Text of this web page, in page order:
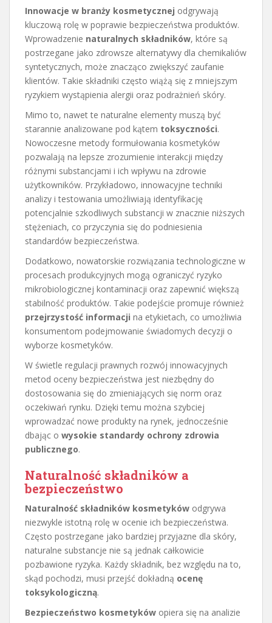
Innowacje w branży kosmetycznej odgrywają
kluczową rolę w poprawie bezpieczeństwa produktów.
Wprowadzenie naturalnych składników, które są
postrzegane jako zdrowsze alternatywy dla chemikaliów
syntetycznych, może znacząco zwiększyć zaufanie
klientów. Takie składniki często wiążą się z mniejszym
ryzykiem wystąpienia alergii oraz podrażnień skóry.
Mimo to, nawet te naturalne elementy muszą być
starannie analizowane pod kątem toksyczności.
Nowoczesne metody formułowania kosmetyków
pozwalają na lepsze zrozumienie interakcji między
różnymi substancjami i ich wpływu na zdrowie
użytkowników. Przykładowo, innowacyjne techniki
analizy i testowania umożliwiają identyfikację
potencjalnie szkodliwych substancji w znacznie niższych
stężeniach, co przyczynia się do podniesienia
standardów bezpieczeństwa.
Dodatkowo, nowatorskie rozwiązania technologiczne w
procesach produkcyjnych mogą ograniczyć ryzyko
mikrobiologicznej kontaminacji oraz zapewnić większą
stabilność produktów. Takie podejście promuje również
przejrzystość informacji na etykietach, co umożliwia
konsumentom podejmowanie świadomych decyzji o
wyborze kosmetyków.
W świetle regulacji prawnych rozwój innowacyjnych
metod oceny bezpieczeństwa jest niezbędny do
dostosowania się do zmieniających się norm oraz
oczekiwań rynku. Dzięki temu można szybciej
wprowadzać nowe produkty na rynek, jednocześnie
dbając o wysokie standardy ochrony zdrowia
publicznego.
Naturalność składników a
bezpieczeństwo
Naturalność składników kosmetyków odgrywa
niezwykle istotną rolę w ocenie ich bezpieczeństwa.
Często postrzegane jako bardziej przyjazne dla skóry,
naturalne substancje nie są jednak całkowicie
pozbawione ryzyka. Każdy składnik, bez względu na to,
skąd pochodzi, musi przejść dokładną ocenę
toksykologiczną.
Bezpieczeństwo kosmetyków opiera się na analizie